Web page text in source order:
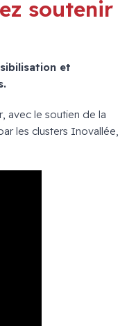
soutenir
et
avec le soutien de la
les clusters Inovallée,